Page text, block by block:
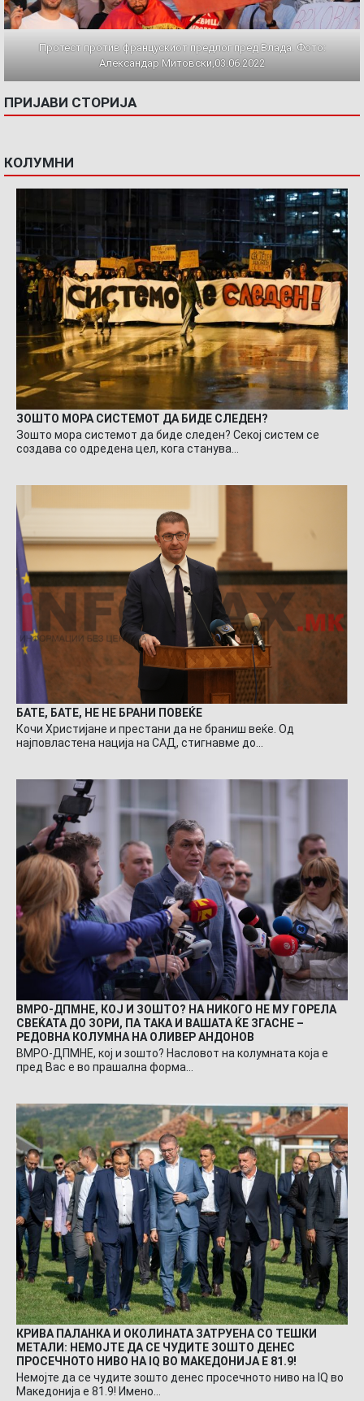
Протест против францускиот предлог пред Влада. Фото:
Александар Митовски,03.06.2022
ПРИЈАВИ СТОРИЈА
КОЛУМНИ
ЗОШТО МОРА СИСТЕМОТ ДА БИДЕ СЛЕДЕН?
Зошто мора системот да биде следен? Секој систем се
создава со одредена цел, кога станува…
БАТЕ, БАТЕ, НЕ НЕ БРАНИ ПОВЕЌЕ
Кочи Христијане и престани да не браниш веќе. Од
најповластена нација на САД, стигнавме до…
ВМРО-ДПМНЕ, КОЈ И ЗОШТО? НА НИКОГО НЕ МУ ГОРЕЛА
СВЕЌАТА ДО ЗОРИ, ПА ТАКА И ВАШАТА ЌЕ ЗГАСНЕ –
РЕДОВНА КОЛУМНА НА ОЛИВЕР АНДОНОВ
ВМРО-ДПМНЕ, кој и зошто? Насловот на колумната која е
пред Вас е во прашална форма…
КРИВА ПАЛАНКА И ОКОЛИНАТА ЗАТРУЕНА СО ТЕШКИ
МЕТАЛИ: НЕМОЈТЕ ДА СЕ ЧУДИТЕ ЗОШТО ДЕНЕС
ПРОСЕЧНОТО НИВО НА IQ ВО МАКЕДОНИЈА Е 81.9!
Немојте да се чудите зошто денес просечното ниво на IQ во
Македонија е 81.9! Имено…